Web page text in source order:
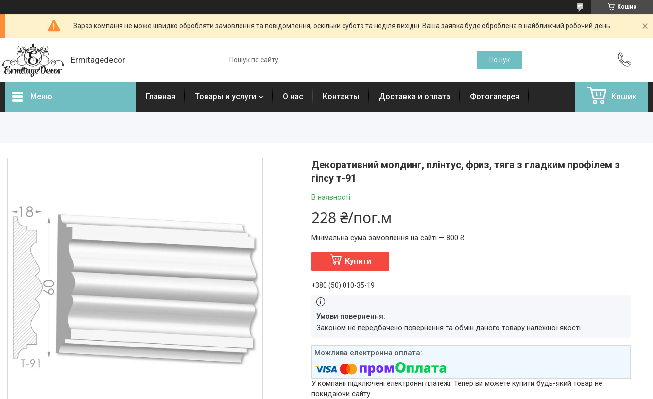
Кошик
Зараз компанія не може швидко обробляти замовлення та повідомлення, оскільки субота та неділя вихідні. Ваша заявка буде оброблена в найближчий робочий день.
Ermitagedecor
Меню
Бетонні огорожі
Балюстрада
Новости
Статьи
О нас
Отзывы
Доставка и оплата
Презентационные
документы
Условия возврата и обмена
Главная Товары и услуги О нас Контакты Доставка и оплата Фотогалерея Кошик
Декоративний молдинг, плінтус, фриз, тяга з гладким профілем з
гіпсу т-91
В наявності
228 ₴/пог.м
Мінімальна сума замовлення на сайті — 800 ₴
Купити
+380 (50) 010-35-19
Законом не передбачено повернення та обмін даного товару належної якості
У компанії підключені електронні платежі. Тепер ви можете купити будь-який товар не
покидаючи сайту.